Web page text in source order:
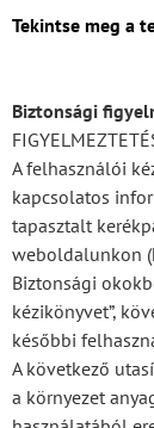
Tekintse meg a
Biztonsági
A felhasználói
kapcsolatos
tapasztalt
weboldalunkon
Biztonsági
kézikönyvet”,
későbbi
A következő
a környezet